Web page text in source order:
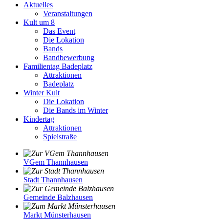
Aktuelles
Veranstaltungen
Kult um 8
Das Event
Die Lokation
Bands
Bandbewerbung
Familientag Badeplatz
Attraktionen
Badeplatz
Winter Kult
Die Lokation
Die Bands im Winter
Kindertag
Attraktionen
Spielstraße
VGem Thannhausen
Stadt Thannhausen
Gemeinde Balzhausen
Markt Münsterhausen